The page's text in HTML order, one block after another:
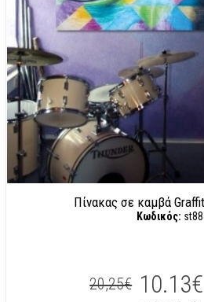
Πίνακας σε καμβά
Κωδικός:
20,25€ 10.13€